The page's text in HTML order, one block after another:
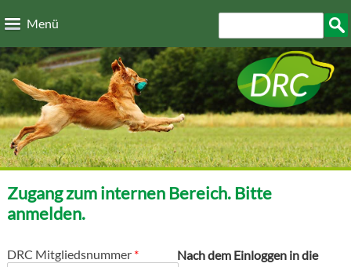
Menü
Zugang zum internen Bereich. Bitte
anmelden.
DRC Mitgliedsnummer *
Nach dem Einloggen in die